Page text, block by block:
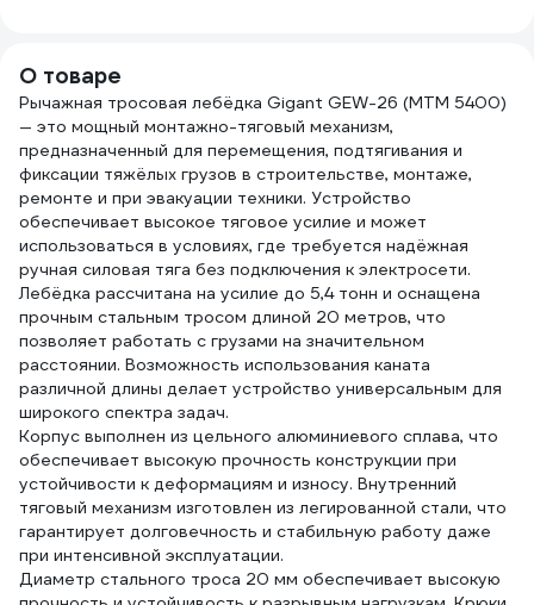
О товаре
Рычажная тросовая лебёдка Gigant GEW-26 (МТМ 5400)
— это мощный монтажно-тяговый механизм,
предназначенный для перемещения, подтягивания и
фиксации тяжёлых грузов в строительстве, монтаже,
ремонте и при эвакуации техники. Устройство
обеспечивает высокое тяговое усилие и может
использоваться в условиях, где требуется надёжная
ручная силовая тяга без подключения к электросети.
Лебёдка рассчитана на усилие до 5,4 тонн и оснащена
прочным стальным тросом длиной 20 метров, что
позволяет работать с грузами на значительном
расстоянии. Возможность использования каната
различной длины делает устройство универсальным для
широкого спектра задач.
Корпус выполнен из цельного алюминиевого сплава, что
обеспечивает высокую прочность конструкции при
устойчивости к деформациям и износу. Внутренний
тяговый механизм изготовлен из легированной стали, что
гарантирует долговечность и стабильную работу даже
при интенсивной эксплуатации.
Диаметр стального троса 20 мм обеспечивает высокую